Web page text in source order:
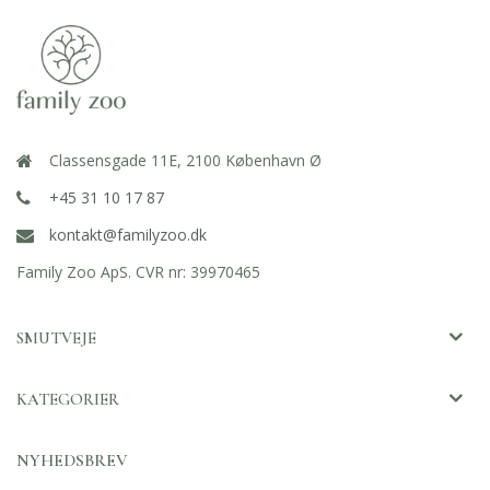
Classensgade 11E, 2100 København Ø
+45 31 10 17 87
kontakt@familyzoo.dk
Family Zoo ApS. CVR nr: 39970465
SMUTVEJE
KATEGORIER
NYHEDSBREV